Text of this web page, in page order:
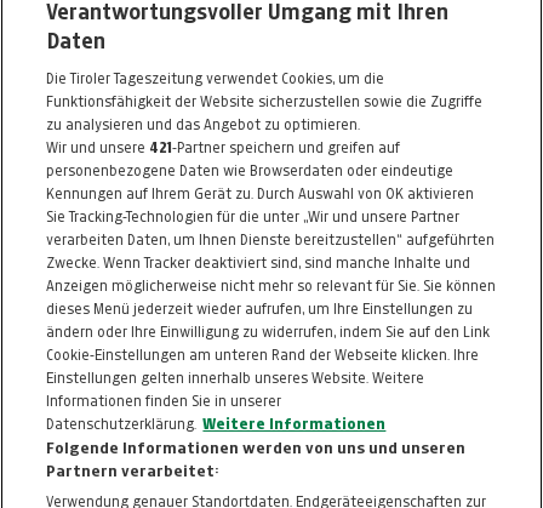
Hauptplatz 1
6020 Innsbruck
Telefon: 0699 / 13553010
E-Mail:admin@dancequarter-innsbruck.com
http://www.dancequarter-innsbruck.com
Alle Artikel des Händlers
Informationen zum Kaufvertrag
ZURÜCK NACH
OBEN
FAQ HILFE IMPRESSUM
KONTAKT DATENSCHUTZ
Verantwortungsvoller Umgang mit Ihren
Daten
Die Tiroler Tageszeitung verwendet Cookies, um die
Funktionsfähigkeit der Website sicherzustellen sowie die Zugriffe
zu analysieren und das Angebot zu optimieren.
Wir und unsere 421-Partner speichern und greifen auf
personenbezogene Daten wie Browserdaten oder eindeutige
Kennungen auf Ihrem Gerät zu. Durch Auswahl von OK aktivieren
Sie Tracking-Technologien für die unter „Wir und unsere Partner
verarbeiten Daten, um Ihnen Dienste bereitzustellen“ aufgeführten
Zwecke. Wenn Tracker deaktiviert sind, sind manche Inhalte und
Anzeigen möglicherweise nicht mehr so relevant für Sie. Sie können
dieses Menü jederzeit wieder aufrufen, um Ihre Einstellungen zu
ändern oder Ihre Einwilligung zu widerrufen, indem Sie auf den Link
Cookie-Einstellungen am unteren Rand der Webseite klicken. Ihre
Einstellungen gelten innerhalb unseres Website. Weitere
Informationen finden Sie in unserer
Datenschutzerklärung.
Weitere Informationen
Folgende Informationen werden von uns und unseren
Partnern verarbeitet:
Verwendung genauer Standortdaten. Endgeräteeigenschaften zur